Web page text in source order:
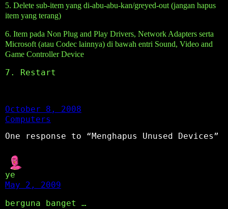
5. Delete sub-item yang di-abu-abu-kan/greyed-out (jangan hapus
item yang terang)
6. Item pada Non Plug and Play Drivers, Network Adapters serta
Microsoft (atau Codec lainnya) di bawah entri Sound, Video and
Game Controller Device
7. Restart
October 8, 2008
Computers
One response to “Menghapus Unused Devices”
ye
May 2, 2009
berguna banget …